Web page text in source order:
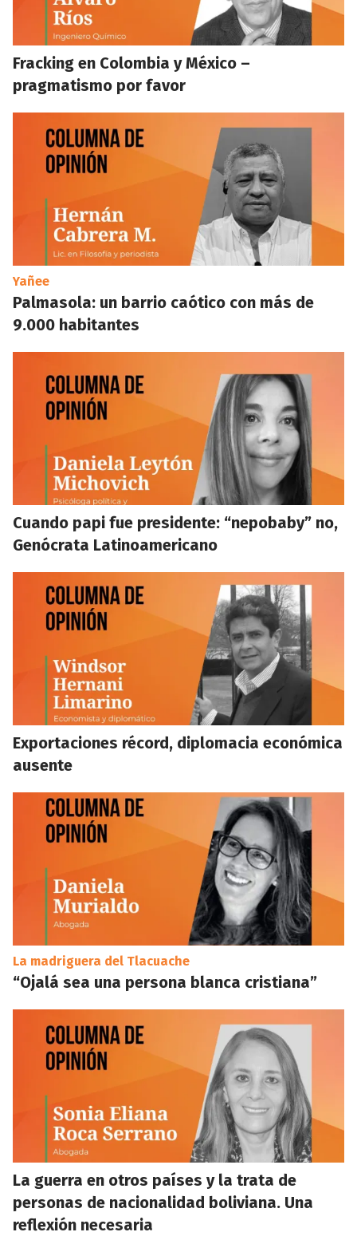
Fracking en Colombia y México –
pragmatismo por favor
Yañee
Palmasola: un barrio caótico con más de
9.000 habitantes
Cuando papi fue presidente: “nepobaby” no,
Genócrata Latinoamericano
Exportaciones récord, diplomacia económica
ausente
La madriguera del Tlacuache
“Ojalá sea una persona blanca cristiana”
La guerra en otros países y la trata de
personas de nacionalidad boliviana. Una
reflexión necesaria